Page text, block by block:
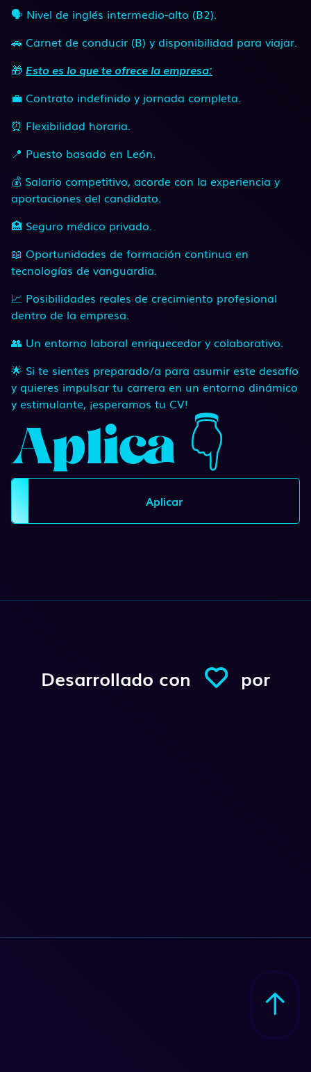
🗣 Nivel de inglés intermedio-alto (B2).
🚗 Carnet de conducir (B) y disponibilidad para viajar.
🎁 Esto es lo que te ofrece la empresa:
💼 Contrato indefinido y jornada completa.
⏰ Flexibilidad horaria.
📍 Puesto basado en León.
💰 Salario competitivo, acorde con la experiencia y
aportaciones del candidato.
🏥 Seguro médico privado.
📖 Oportunidades de formación continua en
tecnologías de vanguardia.
📈 Posibilidades reales de crecimiento profesional
dentro de la empresa.
👥 Un entorno laboral enriquecedor y colaborativo.
🌟 Si te sientes preparado/a para asumir este desafío
y quieres impulsar tu carrera en un entorno dinámico
y estimulante, ¡esperamos tu CV!
Aplica 👇
Aplicar
Desarrollado con por